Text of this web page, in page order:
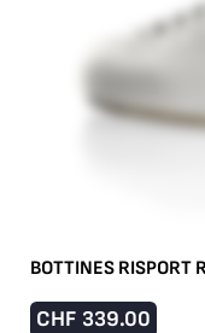
BOTTINES RISPORT
CHF 339.00